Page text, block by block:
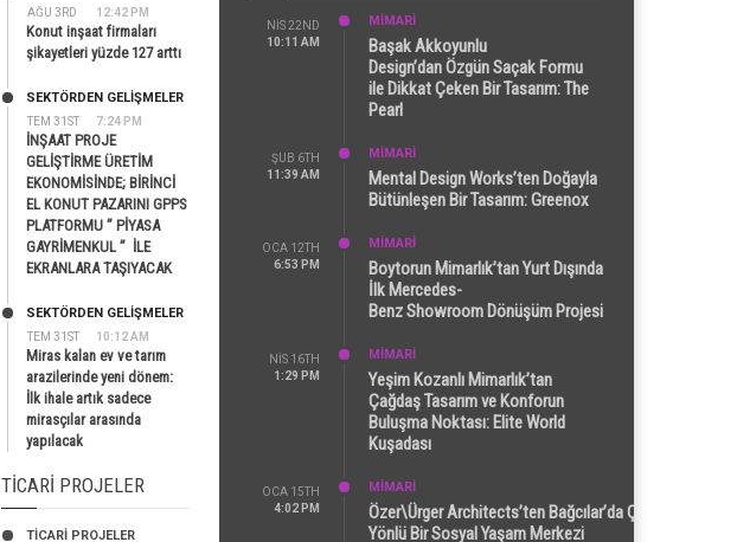
AĞU 3RD 12:42 PM
Konut inşaat firmaları
şikayetleri yüzde 127 arttı
TEM 31ST 7:24 PM
SEKTÖRDEN GELIŞMELER
İNŞAAT PROJE
GELİŞTİRME ÜRETİM
EKONOMİSİNDE; BİRİNCİ
EL KONUT PAZARINI GPPS
PLATFORMU ” PİYASA
GAYRİMENKUL ” İLE
EKRANLARA TAŞIYACAK
TEM 31ST 10:12 AM
SEKTÖRDEN GELIŞMELER
Miras kalan ev ve tarım
arazilerinde yeni dönem:
İlk ihale artık sadece
mirasçılar arasında
yapılacak
TICARI PROJELER
TİCARİ PROJELER
NIS 22ND
10:11 AM
MİMARİ
Başak Akkoyunlu
Design’dan Özgün Saçak Formu
ile Dikkat Çeken Bir Tasarım: The
Pearl
ŞUB 6TH
11:39 AM
MİMARİ
Mental Design Works’ten Doğayla
Bütünleşen Bir Tasarım: Greenox
OCA 12TH
6:53 PM
MİMARİ
Boytorun Mimarlık’tan Yurt Dışında
İlk Mercedes-
Benz Showroom Dönüşüm Projesi
NIS 16TH
1:29 PM
MİMARİ
Yeşim Kozanlı Mimarlık’tan
Çağdaş Tasarım ve Konforun
Buluşma Noktası: Elite World
Kuşadası
OCA 15TH
4:02 PM
MİMARİ
Özer\Ürger Architects’ten Bağcılar’da Çok
Yönlü Bir Sosyal Yaşam Merkezi